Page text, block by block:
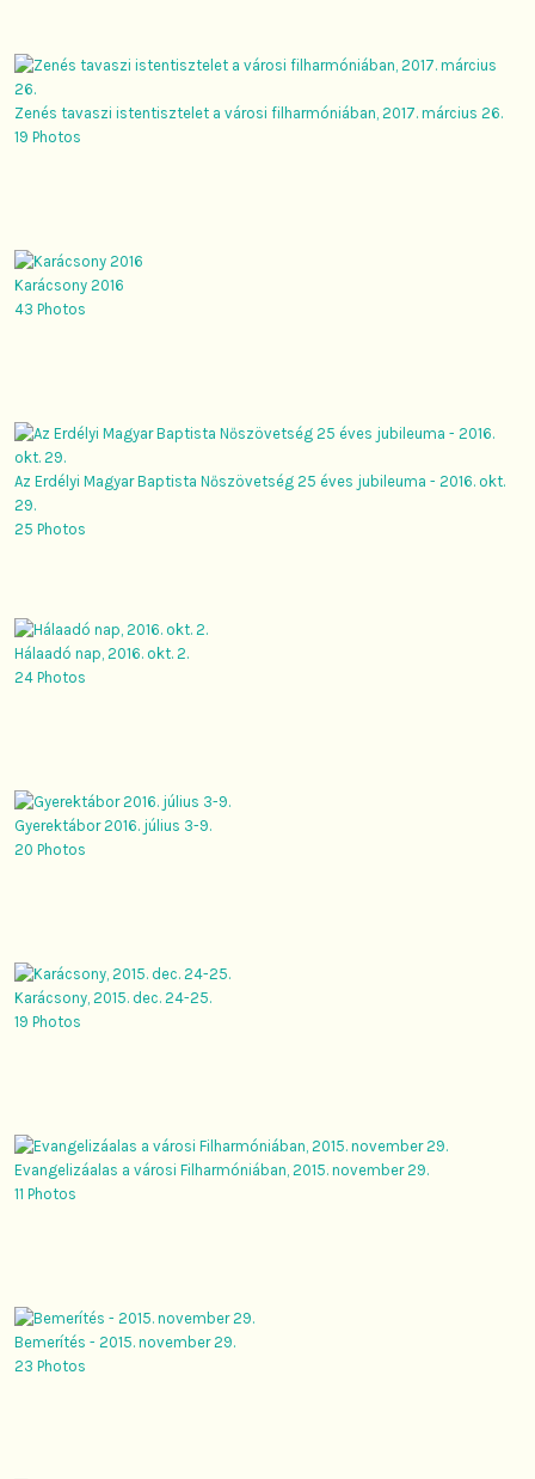
Zenés tavaszi istentisztelet a városi filharmóniában, 2017. március 26.
19 Photos
Karácsony 2016
43 Photos
Az Erdélyi Magyar Baptista Nőszövetség 25 éves jubileuma - 2016. okt.
29.
25 Photos
Hálaadó nap, 2016. okt. 2.
24 Photos
Gyerektábor 2016. július 3-9.
20 Photos
Karácsony, 2015. dec. 24-25.
19 Photos
Evangelizáalas a városi Filharmóniában, 2015. november 29.
11 Photos
Bemerítés - 2015. november 29.
23 Photos